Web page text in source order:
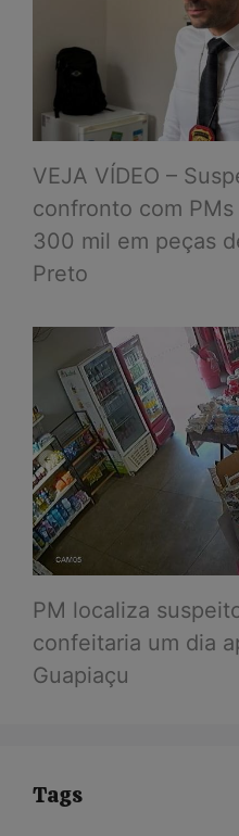
VEJA VÍDEO –
confronto com
300 mil em peças
Preto
PM localiza
confeitaria um dia
Guapiaçu
Tags